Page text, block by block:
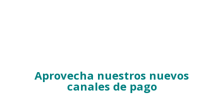
Aprovecha nuestros nuevos
canales de pago